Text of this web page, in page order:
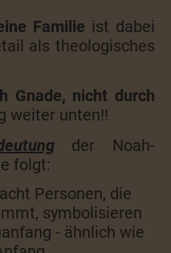
Familie ist dabei
als theologisches
Gnade, nicht durch
weiter unten!!
der Noah-
folgt:
Personen, die
symbolisieren
- ähnlich wie